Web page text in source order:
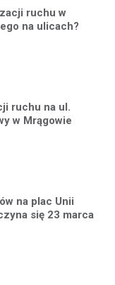
ruchu w
na ulicach?
ruchu na ul.
w Mrągowie
na plac Unii
się 23 marca